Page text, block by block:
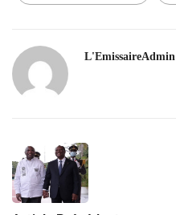
L'EmissaireAdmin